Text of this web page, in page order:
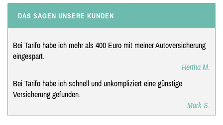
DAS SAGEN UNSERE KUNDEN
Bei Tarifo habe ich mehr als 400 Euro mit meiner Autoversicherung
eingespart.
Hertha M.
Bei Tarifo habe ich schnell und unkompliziert eine günstige
Versicherung gefunden.
Mark S.